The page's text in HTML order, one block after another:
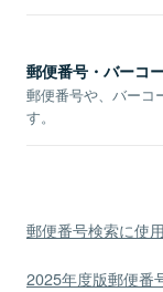
郵便番号・バーコ
郵便番号や、バーコ
す。
郵便番号検索に使
2025年度版郵便番